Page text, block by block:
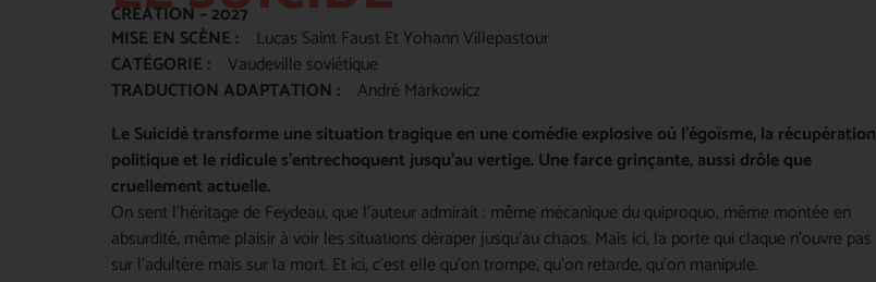
CRÉATION – 2027
MISE EN SCÈNE :
Lucas Saint Faust Et Yohann Villepastour
CATÉGORIE : Vaudeville soviétique
TRADUCTION ADAPTATION : André Markowicz
Le Suicidé transforme une situation tragique en une comédie explosive où l’égoïsme, la récupération
politique et le ridicule s’entrechoquent jusqu’au vertige. Une farce grinçante, aussi drôle que
cruellement actuelle.
On sent l’héritage de Feydeau, que l’auteur admirait : même mécanique du quiproquo, même montée en
absurdité, même plaisir à voir les situations déraper jusqu’au chaos. Mais ici, la porte qui claque n’ouvre pas
sur l’adultère mais sur la mort. Et ici, c’est elle qu’on trompe, qu’on retarde, qu’on manipule.